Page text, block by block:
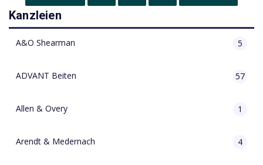
Kanzleien
A&O Shearman 5
ADVANT Beiten 57
Allen & Overy 1
Arendt & Medernach 4